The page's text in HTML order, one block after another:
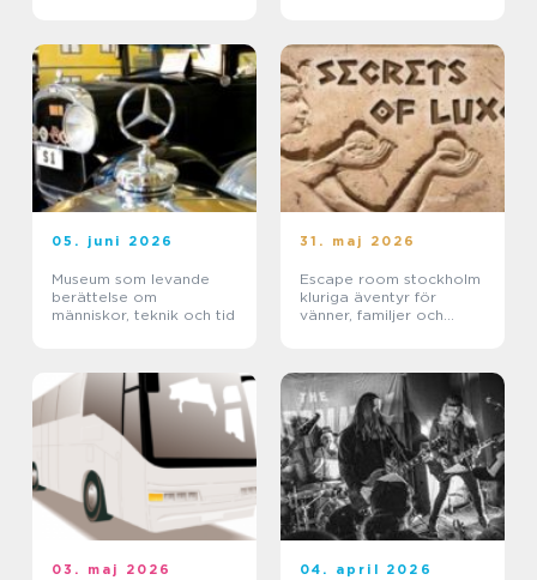
05. juni 2026
Museum som levande
berättelse om
människor, teknik och tid
31. maj 2026
Escape room stockholm
kluriga äventyr för
vänner, familjer och
03. maj 2026 04. april 2026